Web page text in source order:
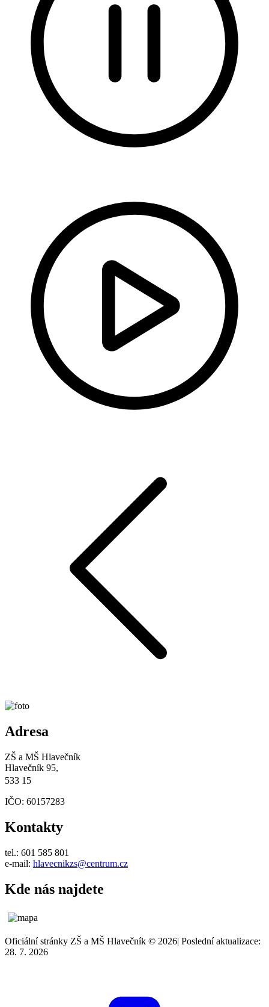
Adresa
ZŠ a MŠ Hlavečník
Hlavečník 95,
533 15
IČO: 60157283
Kontakty
tel.: 601 585 801
e-mail: hlavecnikzs@centrum.cz
Kde nás najdete
Oficiální stránky ZŠ a MŠ Hlavečník © 2026| Poslední aktualizace:
28. 7. 2026